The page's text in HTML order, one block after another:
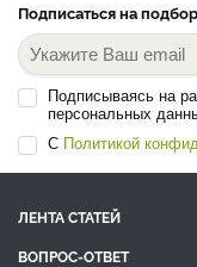
Подписаться на
Подписываясь на
персональных
С Политикой
ЛЕНТА СТАТЕЙ
ВОПРОС-ОТВЕТ